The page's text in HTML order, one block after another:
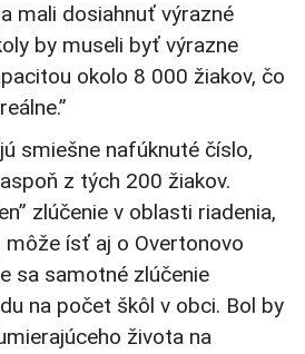
mali dosiahnuť výrazné
by museli byť výrazne
okolo 8 000 žiakov, čo
smiešne nafúknuté číslo,
z tých 200 žiakov.
zlúčenie v oblasti riadenia,
môže ísť aj o Overtonovo
sa samotné zlúčenie
na počet škôl v obci. Bol by
života na